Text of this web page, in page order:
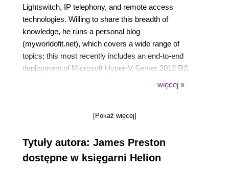
Lightswitch, IP telephony, and remote access
technologies. Willing to share this breadth of
knowledge, he runs a personal blog
(myworldofit.net), which covers a wide range of
topics; this most recently includes an end-to-end
deployment of Microsoft Hyper-V Server 2012 R2,
deployment. James has previously provided
and Citrix VDI-In-A-Box. When not working, he can
be found in a local coffee shop, having a go at the
latest computer games or planning the training
więcej »
[Pokaż więcej]
Tytuły autora: James Preston
dostępne w księgarni Helion